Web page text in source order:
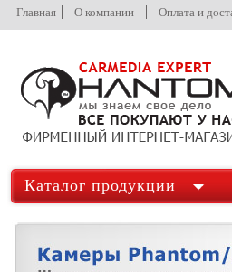
Главная О компании Оплата и
Каталог продукции